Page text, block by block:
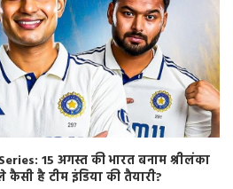
15 अगस्त की भारत बनाम श्रीलंका
है टीम इंडिया की तैयारी?